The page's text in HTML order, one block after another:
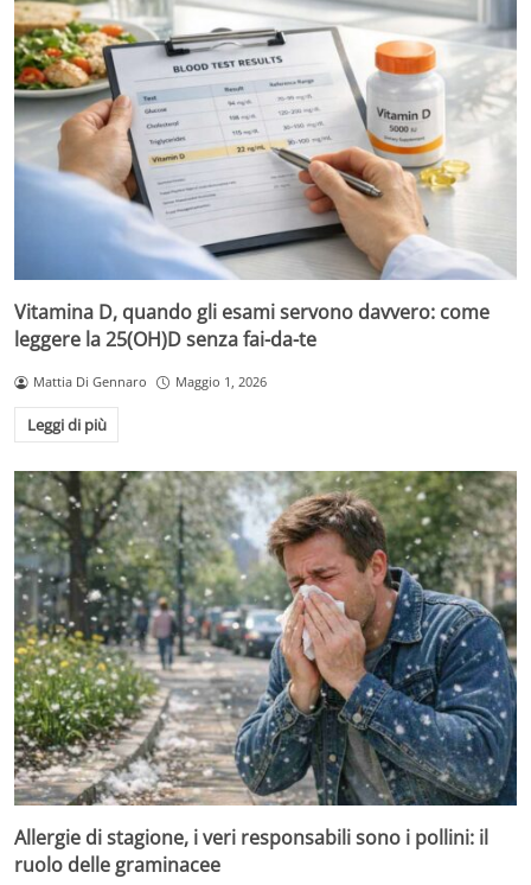
Vitamina D, quando gli esami servono davvero: come
leggere la 25(OH)D senza fai-da-te
Mattia Di Gennaro Maggio 1, 2026
Leggi di più
Allergie di stagione, i veri responsabili sono i pollini: il
ruolo delle graminacee